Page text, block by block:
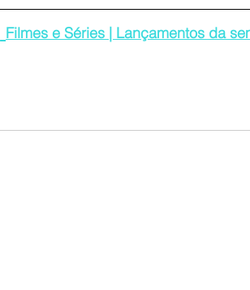
Filmes e Séries | Lançamentos da